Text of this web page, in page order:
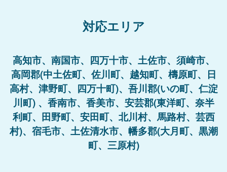
対応エリア
高知市、南国市、四万十市、土佐市、須崎市、
高岡郡(中土佐町、佐川町、越知町、檮原町、日
高村、津野町、四万十町)、吾川郡(いの町、仁淀
川町) 、香南市、香美市、安芸郡(東洋町、奈半
利町、田野町、安田町、北川村、馬路村、芸西
村)、宿毛市、土佐清水市、幡多郡(大月町、黒潮
町、三原村)